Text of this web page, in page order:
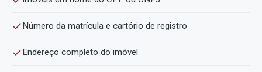
Número da matrícula e cartório de registro
Endereço completo do imóvel